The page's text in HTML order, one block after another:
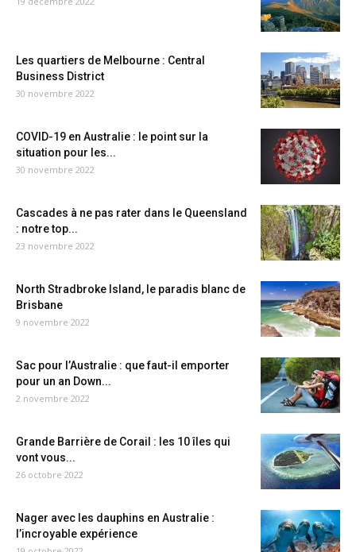
Les quartiers de Melbourne : Central
Business District
30 novembre 2022
COVID-19 en Australie : le point sur la
situation pour les...
30 novembre 2022
Cascades à ne pas rater dans le Queensland
: notre top...
23 novembre 2022
North Stradbroke Island, le paradis blanc de
Brisbane
9 novembre 2022
Sac pour l’Australie : que faut-il emporter
pour un an Down...
2 novembre 2022
Grande Barrière de Corail : les 10 îles qui
vont vous...
26 octobre 2022
Nager avec les dauphins en Australie :
l’incroyable expérience